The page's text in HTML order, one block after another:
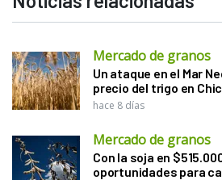
Mercado de granos
Un ataque en el Mar
precio del trigo en
hace 8 días
Mercado de granos
Con la soja en
oportunidades para